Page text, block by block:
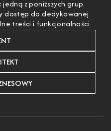
z poniższych grup.
dostęp do dedykowanej
treści i funkcjonalności.